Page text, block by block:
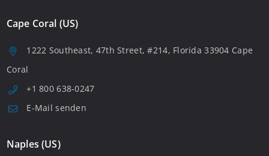
Cape Coral (US)
1222 Southeast, 47th Street, #214, Florida 33904 Cape
Coral
+1 800 638-0247
E-Mail senden
Naples (US)